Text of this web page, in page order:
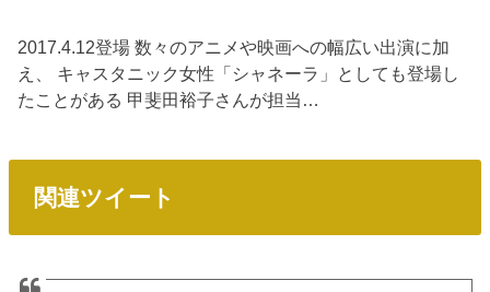
2017.4.12登場 数々のアニメや映画への幅広い出演に加
え、 キャスタニック女性「シャネーラ」としても登場し
たことがある 甲斐田裕子さんが担当…
関連ツイート